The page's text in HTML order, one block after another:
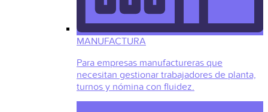
MANUFACTURA
Para empresas manufactureras que
necesitan gestionar trabajadores de planta,
turnos y nómina con fluidez.